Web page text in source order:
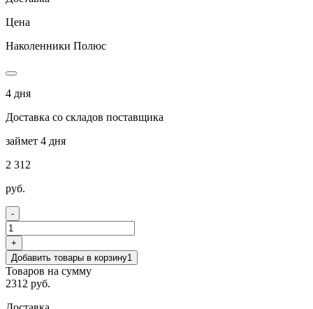
Цена
Наколенники Полюс
4 дня
Доставка со складов поставщика
займет 4 дня
2 312
руб.
-
+
Добавить товары в корзину1
Товаров на сумму
2312 руб.